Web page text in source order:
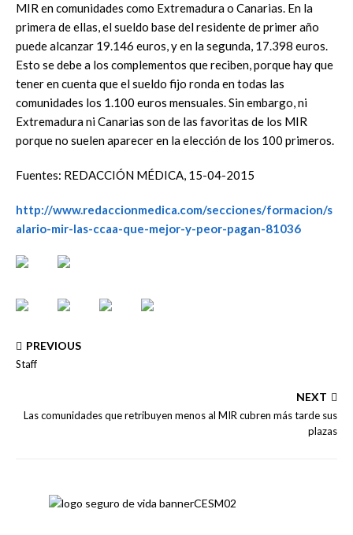
MIR en comunidades como Extremadura o Canarias. En la
primera de ellas, el sueldo base del residente de primer año
puede alcanzar 19.146 euros, y en la segunda, 17.398 euros.
Esto se debe a los complementos que reciben, porque hay que
tener en cuenta que el sueldo fijo ronda en todas las
comunidades los 1.100 euros mensuales. Sin embargo, ni
Extremadura ni Canarias son de las favoritas de los MIR
porque no suelen aparecer en la elección de los 100 primeros.
Fuentes: REDACCIÓN MÉDICA, 15-04-2015
http://www.redaccionmedica.com/secciones/formacion/s
alario-mir-las-ccaa-que-mejor-y-peor-pagan-81036
PREVIOUS
Staff
NEXT
Las comunidades que retribuyen menos al MIR cubren más tarde sus
plazas